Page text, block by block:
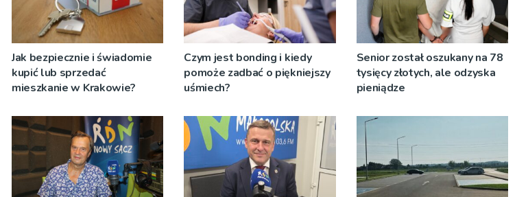
Jak bezpiecznie i świadomie
kupić lub sprzedać
mieszkanie w Krakowie?
Czym jest bonding i kiedy
pomoże zadbać o piękniejszy
uśmiech?
Senior został oszukany na 78
tysięcy złotych, ale odzyska
pieniądze